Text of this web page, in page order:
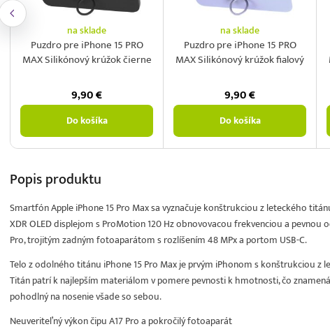
na sklade
Puzdro pre iPhone 15 PRO
MAX Silikónový krúžok čierne
9,90€
Do košíka
na sklade
Puzdro pre iPhone 15 PRO
MAX Silikónový krúžok fialový
9,90€
Do košíka
Popisproduktu
Smartfón Apple iPhone 15 Pro Max sa vyznačuje konštrukciou z leteckého
XDR OLED displejom s ProMotion 120 Hz obnovovacou frekvenciou a
Pro, trojitým zadným fotoaparátom s rozlíšením 48 MPx a portom USB-C.
Telo z odolného titánu iPhone 15 Pro Max je prvým iPhonom s konštrukciou
Titán patrí k najlepším materiálom v pomere pevnosti k hmotnosti, čo
pohodlný na nosenie všade so sebou.
Neuveriteľný výkon čipu A17 Pro a pokročilý fotoaparát